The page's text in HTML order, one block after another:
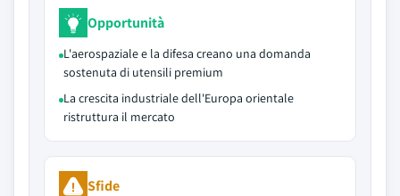
Opportunità
L'aerospaziale e la difesa creano una domanda
sostenuta di utensili premium
La crescita industriale dell'Europa orientale
ristruttura il mercato
Sfide